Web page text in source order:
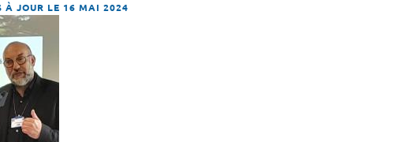
À JOUR LE 16 MAI 2024